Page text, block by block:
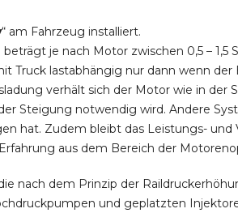
“ am Fahrzeug installiert.
je nach Motor zwischen 0,5 –
Truck lastabhängig nur dann wenn
verhält sich der Motor wie in der
Steigung notwendig wird. Andere
hat. Zudem bleibt das Leistungs-
aus dem Bereich der
nach dem Prinzip der
und geplatzten